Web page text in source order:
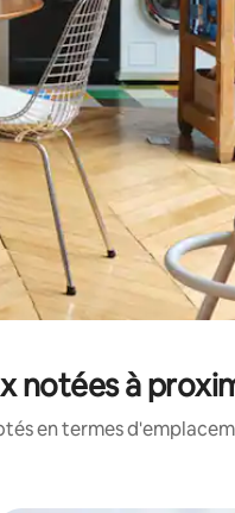
notées à
en termes